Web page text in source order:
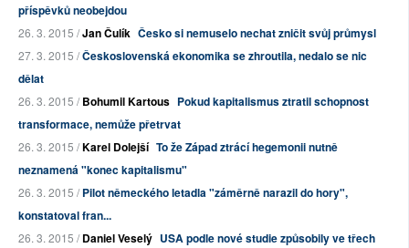
příspěvků neobejdou
26. 3. 2015 /Jan Čulík Česko si nemuselo nechat zničit svůj průmysl
27. 3. 2015 /Československá ekonomika se zhroutila, nedalo se nic
dělat
26. 3. 2015 /Bohumil Kartous Pokud kapitalismus ztratil schopnost
transformace, nemůže přetrvat
26. 3. 2015 /Karel Dolejší To že Západ ztrácí hegemonii nutně
neznamená "konec kapitalismu"
26. 3. 2015 /Pilot německého letadla "záměrně narazil do hory",
konstatoval fran...
26. 3. 2015 /Daniel Veselý USA podle nové studie způsobily ve třech